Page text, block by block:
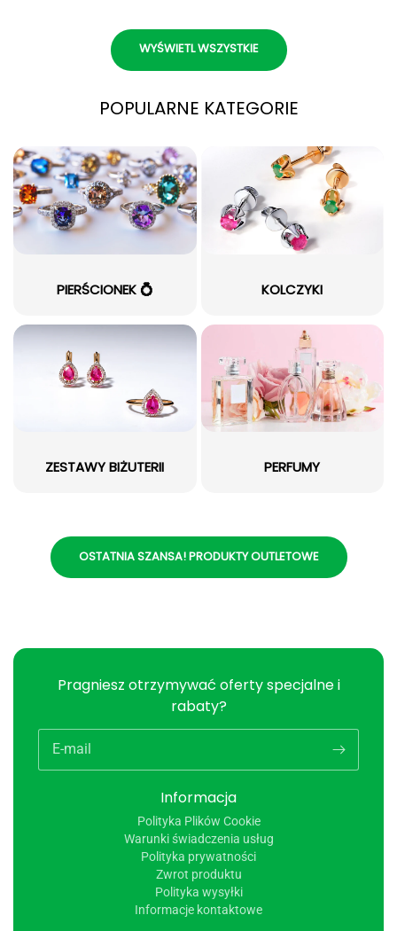
WYŚWIETL WSZYSTKIE
POPULARNE KATEGORIE
PIERŚCIONEK 💍 KOLCZYKI
ZESTAWY BIŻUTERII PERFUMY
OSTATNIA SZANSA! PRODUKTY OUTLETOWE
Informacja
Polityka Plików Cookie
Warunki świadczenia usług
Polityka prywatności
Zwrot produktu
Polityka wysyłki
Informacje kontaktowe
Pragniesz otrzymywać oferty specjalne i
rabaty?
E-mail